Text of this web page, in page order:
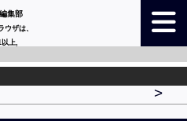
集部
ザは、
上,
>